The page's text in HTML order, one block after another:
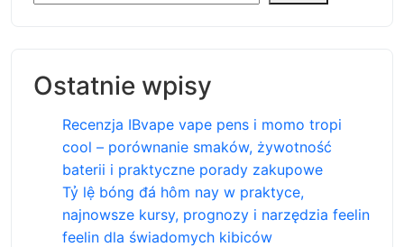
Ostatnie wpisy
Recenzja IBvape vape pens i momo tropi
cool – porównanie smaków, żywotność
baterii i praktyczne porady zakupowe
Tỷ lệ bóng đá hôm nay w praktyce,
najnowsze kursy, prognozy i narzędzia feelin
feelin dla świadomych kibiców